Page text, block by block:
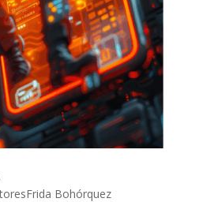
Bohórquez